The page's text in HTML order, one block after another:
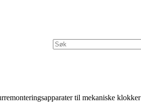
til mekaniske klokker